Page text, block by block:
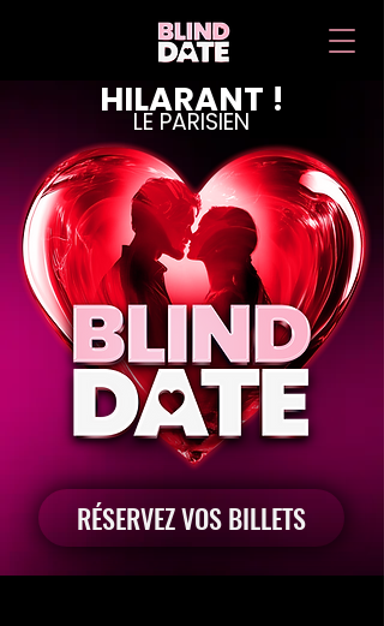
HILARANT !
LE PARISIEN
RÉSERVEZ VOS BILLETS